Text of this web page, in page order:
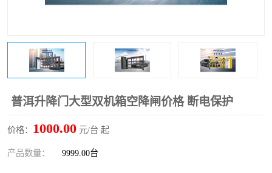
普洱升降门大型双机箱空降闸价格 断电保护
价格： 1000.00 元/台 起
产品数量： 9999.00台